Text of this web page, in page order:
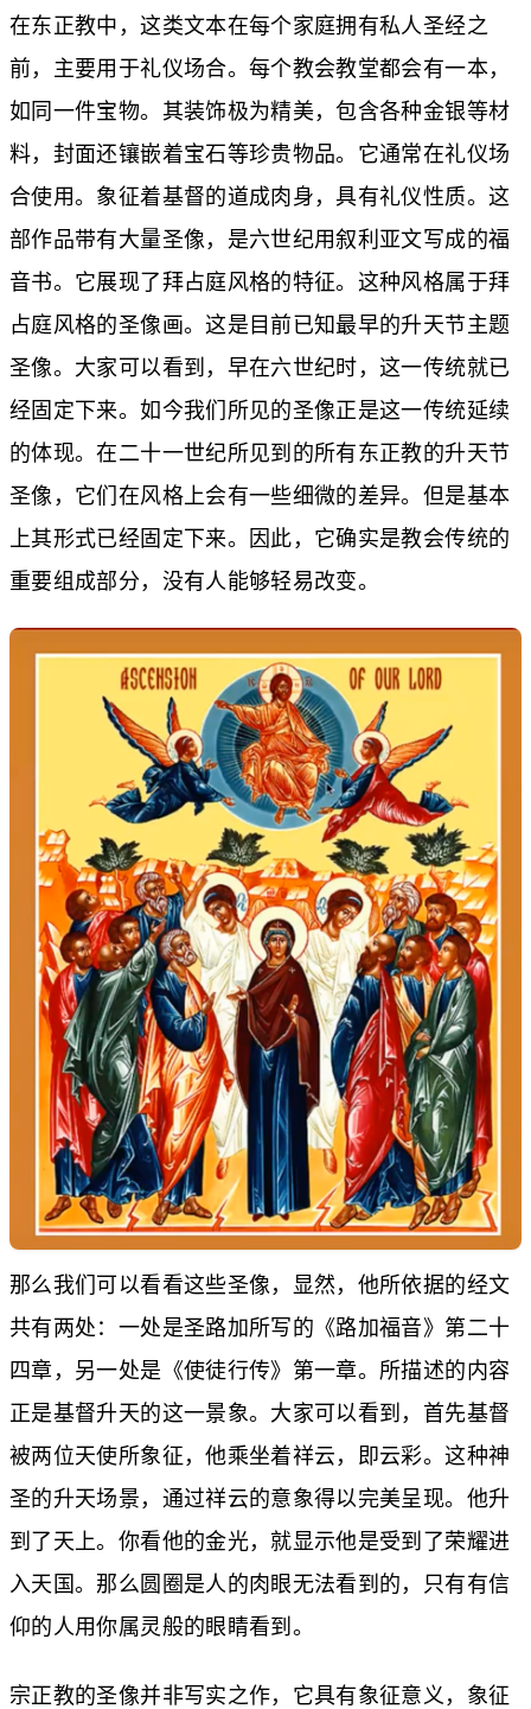
在东正教中，这类文本在每个家庭拥有私人圣经之
前，主要用于礼仪场合。每个教会教堂都会有一本，
如同一件宝物。其装饰极为精美，包含各种金银等材
料，封面还镶嵌着宝石等珍贵物品。它通常在礼仪场
合使用。象征着基督的道成肉身，具有礼仪性质。这
部作品带有大量圣像，是六世纪用叙利亚文写成的福
音书。它展现了拜占庭风格的特征。这种风格属于拜
占庭风格的圣像画。这是目前已知最早的升天节主题
圣像。大家可以看到，早在六世纪时，这一传统就已
经固定下来。如今我们所见的圣像正是这一传统延续
的体现。在二十一世纪所见到的所有东正教的升天节
圣像，它们在风格上会有一些细微的差异。但是基本
上其形式已经固定下来。因此，它确实是教会传统的
重要组成部分，没有人能够轻易改变。
那么我们可以看看这些圣像，显然，他所依据的经文
共有两处：一处是圣路加所写的《路加福音》第二十
四章，另一处是《使徒行传》第一章。所描述的内容
正是基督升天的这一景象。大家可以看到，首先基督
被两位天使所象征，他乘坐着祥云，即云彩。这种神
圣的升天场景，通过祥云的意象得以完美呈现。他升
到了天上。你看他的金光，就显示他是受到了荣耀进
入天国。那么圆圈是人的肉眼无法看到的，只有有信
仰的人用你属灵般的眼睛看到。
宗正教的圣像并非写实之作，它具有象征意义，象征